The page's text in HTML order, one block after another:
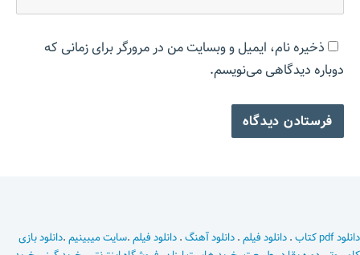
ذخیره نام، ایمیل و وبسایت من در مرورگر برای زمانی که
دوباره دیدگاهی می‌نویسم.
دانلود pdf کتاب .دانلود فیلم.دانلود آهنگ.دانلود فیلم.سایت میبینیم.دانلود بازی